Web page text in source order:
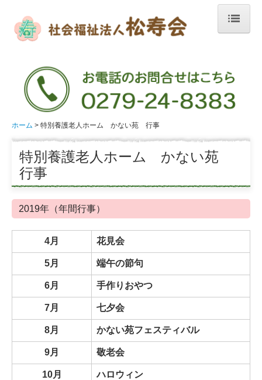
特別養護老人ホーム
広報誌
地域包括支援
法人概要
お問合せ
定款
役員・評議員報酬規定
ホーム 特別養護老人ホーム かない苑 行事
特別養護老人ホーム かない苑
行事
2019年（年間行事）
4月 花見会
5月 端午の節句
6月 手作りおやつ
7月 七夕会
8月 かない苑フェスティバル
9月 敬老会
10月 ハロウィン